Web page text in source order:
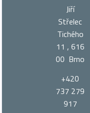
Jiří
Střelec
Tichého
11 , 616
00 Brno
+420
737 279
917